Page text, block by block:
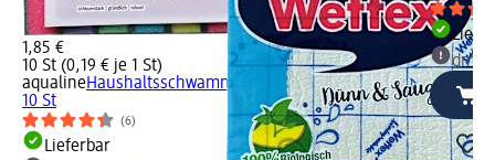
1,85 €
10 St (0,19 € je 1 St)
aqualineHaushaltsschwamm,
10 St
(6)
Lieferbar
dm